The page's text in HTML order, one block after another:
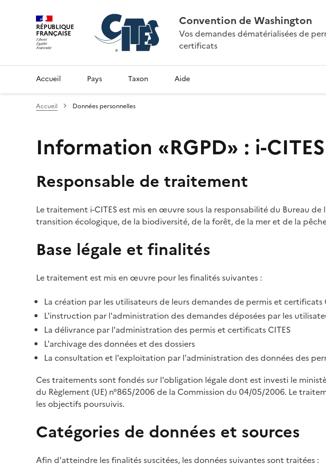
RÉPUBLIQUE
FRANÇAISE
Convention de Washington
Vos demandes dématérialisées de
certificats
Accueil Pays Taxon Aide
Accueil Données personnelles
Information «RGPD» : i-CITES
Responsable de traitement
Le traitement i-CITES est mis en œuvre sous la responsabilité du Bureau
transition écologique, de la biodiversité, de la forêt, de la mer et de la
Base légale et finalités
Le traitement est mis en œuvre pour les finalités suivantes :
La création par les utilisateurs de leurs demandes de permis et
L'instruction par l'administration des demandes déposées par les
La délivrance par l'administration des permis et certificats CITES
L'archivage des données et des dossiers
La consultation et l'exploitation par l'administration des données des
Ces traitements sont fondés sur l'obligation légale dont est investi le
du Règlement (UE) n°865/2006 de la Commission du 04/05/2006. Le
les objectifs poursuivis.
Catégories de données et sources
Afin d'atteindre les finalités suscitées, les données suivantes sont traitées :